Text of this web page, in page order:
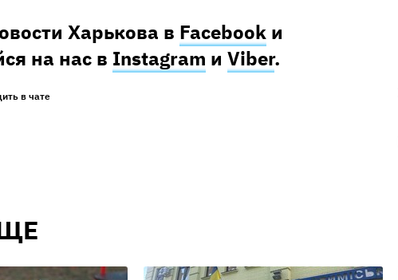
Харькова в Facebook и
на нас в Instagram и Viber.
в чате